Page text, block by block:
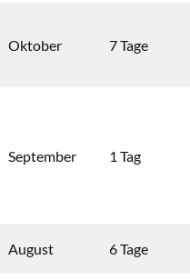
Oktober 7 Tage
September 1 Tag
August 6 Tage